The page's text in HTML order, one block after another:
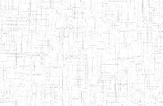
20/08/2013 ENIEG